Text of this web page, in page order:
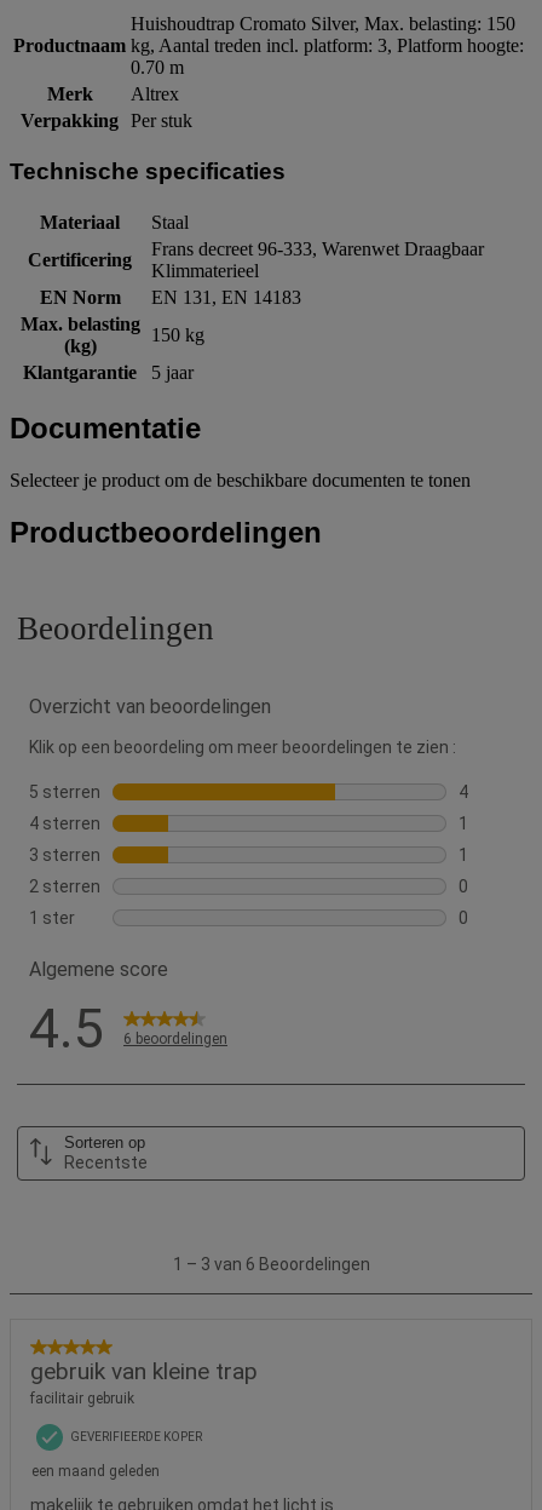
Productnaam
Huishoudtrap Cromato Silver, Max. belasting: 150
kg, Aantal treden incl. platform: 3, Platform hoogte:
0.70 m
Merk
Altrex
Verpakking Per stuk
Technische specificaties
Materiaal
Staal
Certificering
Frans decreet 96-333, Warenwet Draagbaar
Klimmaterieel
EN Norm
EN 131, EN 14183
Max. belasting
(kg)
150 kg
Klantgarantie
5 jaar
Documentatie
Selecteer je product om de beschikbare documenten te tonen
Productbeoordelingen